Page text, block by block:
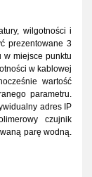
wilgotności i
prezentowane 3
w miejsce punktu
w kablowej
wartość
parametru.
adres IP
czujnik
parę wodną.